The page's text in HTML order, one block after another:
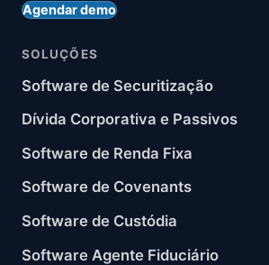
Agendar demo
SOLUÇÕES
Software de Securitização
Dívida Corporativa e Passivos
Software de Renda Fixa
Software de Covenants
Software de Custódia
Software Agente Fiduciário